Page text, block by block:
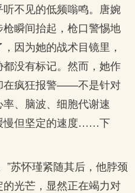
不见的低频嗡鸣。唐婉
瞬间抬起，枪口警惕地
因为她的战术目镜里，
没有标记。然而，她作
在疯狂报警——不是针对
、脑波、细胞代谢速
慢但坚定的速度……下
”苏怀瑾紧随其后，他脖颈
光芒，显然正在竭力对